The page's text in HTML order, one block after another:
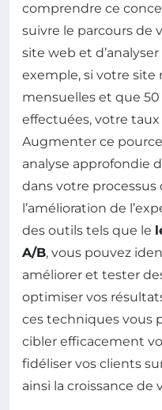
comprendre ce
suivre le parcours de
site web et
exemple, si votre site
mensuelles et que
effectuées, votre taux
Augmenter ce
analyse approfondie
dans votre
l’amélioration de
des outils tels que le
A/B, vous pouvez
améliorer et tester
optimiser vos
ces techniques vous
cibler efficacement
fidéliser vos clients
ainsi la croissance de